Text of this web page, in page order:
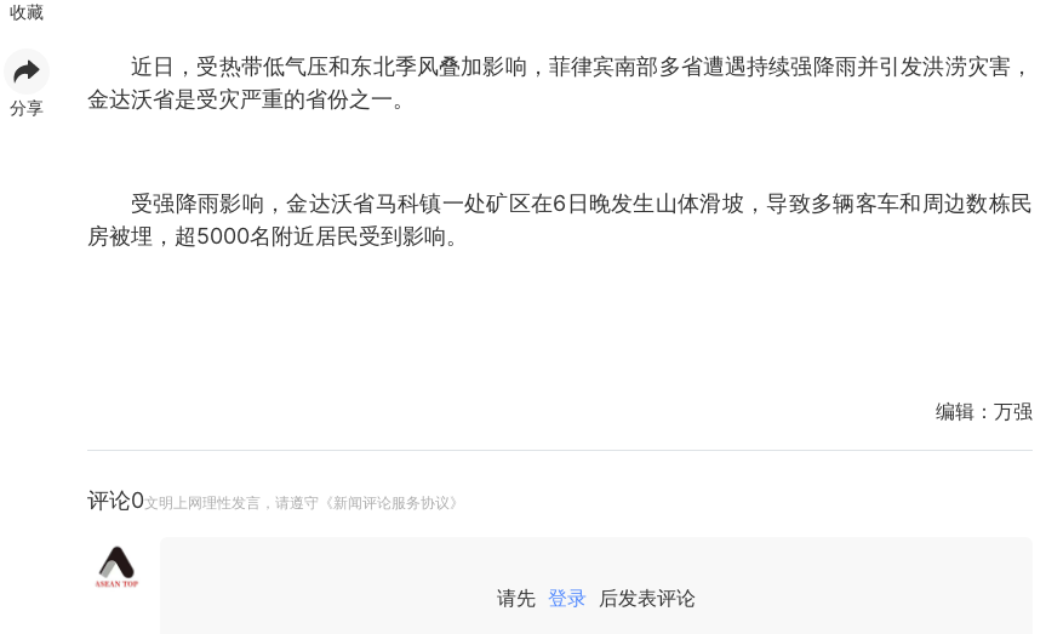
收藏
分享
近日，受热带低气压和东北季风叠加影响，菲律宾南部多省遭遇持续强降雨并引发洪涝灾害，
金达沃省是受灾严重的省份之一。
受强降雨影响，金达沃省马科镇一处矿区在6日晚发生山体滑坡，导致多辆客车和周边数栋民
房被埋，超5000名附近居民受到影响。
编辑： 万强
评论0文明上网理性发言，请遵守《新闻评论服务协议》
请先 登录 后发表评论